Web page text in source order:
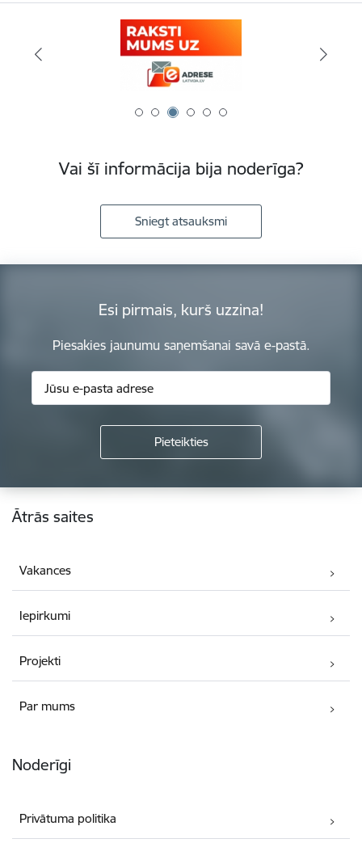
Vai šī informācija bija noderīga?
Sniegt atsauksmi
Esi pirmais, kurš uzzina!
Piesakies jaunumu saņemšanai savā e-pastā.
Kājene
Ātrās saites
Vakances
Iepirkumi
Projekti
Par mums
Noderīgi
Privātuma politika